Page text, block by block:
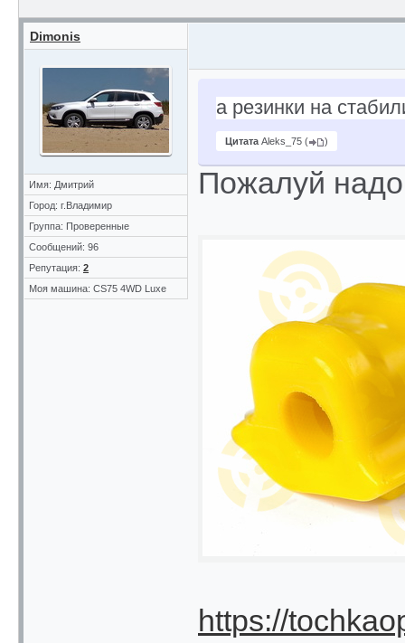
Dimonis
Имя: Дмитрий
Город: г.Владимир
Группа: Проверенные
Сообщений: 96
Репутация: 2
Моя машина: CS75 4WD Luxe
Цитата Aleks_75 ( )
а резинки на
Пожалуй надо
https://